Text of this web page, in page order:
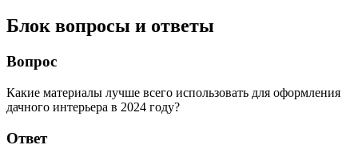
Блок вопросы и ответы
Вопрос
Какие материалы лучше всего использовать для оформления
дачного интерьера в 2024 году?
Ответ